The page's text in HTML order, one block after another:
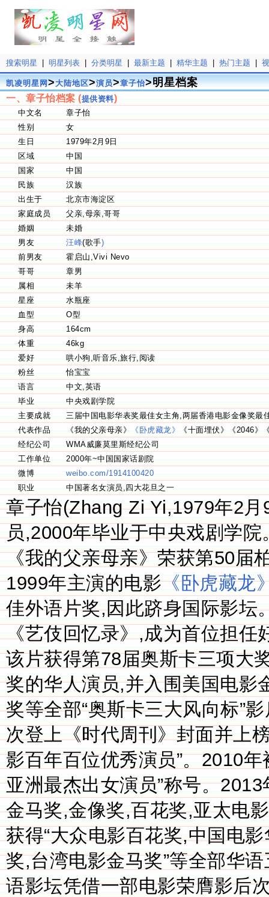
搜索明星 明星列表 分类明星 最新主题 精华主题 热门主题
凯凌明星网>大陆地区>演员>章子怡>明星档案
一、章子怡档案 (提供资料)
中文名
章子怡
性别
女
生日
1979年2月9日
区域
中国
国家
中国
民族
汉族
出生于
北京市海淀区
家庭成员
父亲,母亲,哥哥
婚姻
未婚
男友
汪峰(歌手)
前男友
霍启山,Vivi Nevo
哥哥
章男
属相
未羊
星座
水瓶座
血型
O型
身高
164cm
体重
46kg
爱好
哄小狗,听音乐,旅行,阅读
粉丝
怡宝宝
语言
中文,英语
毕业
中央戏剧学院
主要成就
三届中国电影华表奖最佳女主角,两届香港电影金像奖最
最佳女主角,台湾电影金马奖最佳女主角,大众电影百花奖最佳女主角,两
女主角,中国电影导演协会最佳女主角,亚太电影大奖最佳女主角,亚洲电
立精神奖最佳女配角,芝加哥影评人协会奖最佳新人奖,多伦多影评人协
像奖终身评委,三届戛纳国际电影节评委,两届大众电影百花奖最佳女主角
代表作品 《我的父亲母亲》 《卧虎藏龙》
《十面埋伏》《2046》
师》
经纪公司
WMA威廉莫里斯经纪公司
工作单位
2000年~中国国家话剧院
微博
weibo.com/1914100420
职业
中国著名女演员,四大花旦之一
章子怡(Zhang Zi Yi,1979年2月
员,2000年毕业于中央戏剧学院
《我的父亲母亲》荣获第50届
1999年主演的电影《卧虎藏龙
佳外语片奖,因此跻身国际影坛
《艺伎回忆录》,成为首位担任
该片获得第78届奥斯卡三项大
奖的华人演员,并入围美国电影
奖等全部“奥斯卡三大风向标”
次登上《时代周刊》封面并上
影百年百位优秀演员”。2010
亚洲最杰出女演员”称号。
金马奖,金像奖,百花奖,亚太电
获得“大众电影百花奖,中国电
奖,台湾电影金马奖”等全部华
语影坛凭借一部电影荣膺影后